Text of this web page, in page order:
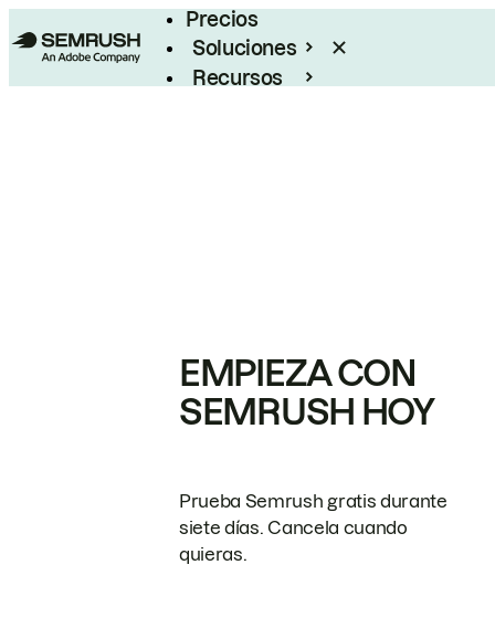
Precios
Soluciones
Recursos
EMPIEZA CON
SEMRUSH HOY
Prueba Semrush gratis durante
siete días. Cancela cuando
quieras.